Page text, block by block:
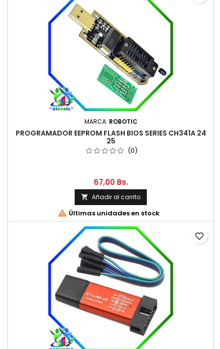
MARCA: ROBOTIC
PROGRAMADOR EEPROM FLASH BIOS SERIES CH341A 24
25
(0)
67,00 Bs.
 Añadir al carrito
 Últimas unidades en stock
favorite_border